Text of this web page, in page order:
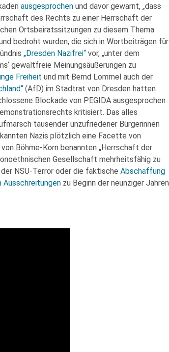
ausgesprochen und davor gewarnt, „dass
des Rechts zu einer Herrschaft der
Ortsbeiratssitzungen zu diesem Thema
bedroht wurden, die sich in Wortbeiträgen für
„Dresden Nazifrei“ vor, „unter dem
gewaltfreie Meinungsäußerungen zu
Freiheit und mit Bernd Lommel auch der
(AfD) im Stadtrat von Dresden hatten
Blockade von PEGIDA ausgesprochen
kritisiert. Das alles
tausender unzufriedener Bürgerinnen
Nazis plötzlich eine Facette von
Böhme-Korn benannten „Herrschaft der
Gesellschaft mehrheitsfähig zu
NSU-Terror oder die faktische Abschaffung
Ausschreitungen zu Beginn der neunziger Jahren